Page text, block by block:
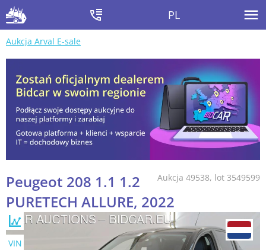
PL
Aukcja Arval E-sale
Aukcja 49538, lot 3549599
Peugeot 208 1.1 1.2
PURETECH ALLURE, 2022
VIN